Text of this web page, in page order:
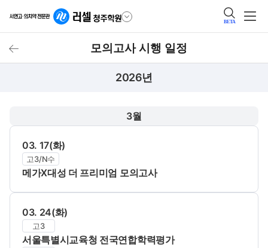
BETA
모의고사 시행 일정
모의고사 시행 일정
2026년
3월
03. 17(화)
고3/N수
메가X대성 더 프리미엄 모의고사
03. 24(화)
고3
서울특별시교육청 전국연합학력평가